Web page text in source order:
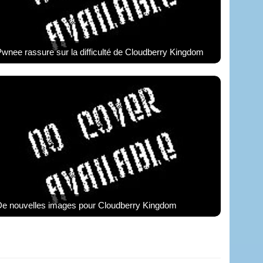
rassure sur la difficulté de Cloudberry Kingdom
nouvelles images pour Cloudberry Kingdom